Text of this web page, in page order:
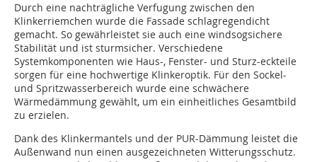
Durch eine nachträgliche Verfugung zwischen den
Klinkerriemchen wurde die Fassade schlagregendicht
gemacht. So gewährleistet sie auch eine windsogsichere
Stabilität und ist sturmsicher. Verschiedene
Systemkomponenten wie Haus-, Fenster- und Sturz-eckteile
sorgen für eine hochwertige Klinkeroptik. Für den Sockel-
und Spritzwasserbereich wurde eine schwächere
Wärmedämmung gewählt, um ein einheitliches Gesamtbild
zu erzielen.
Dank des Klinkermantels und der PUR-Dämmung leistet die
Außenwand nun einen ausgezeichneten Witterungsschutz.